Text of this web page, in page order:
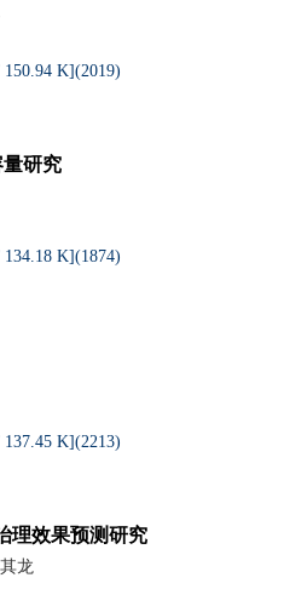
150.94 K](2019)
研究
134.18 K](1874)
137.45 K](2213)
理效果预测研究
龙